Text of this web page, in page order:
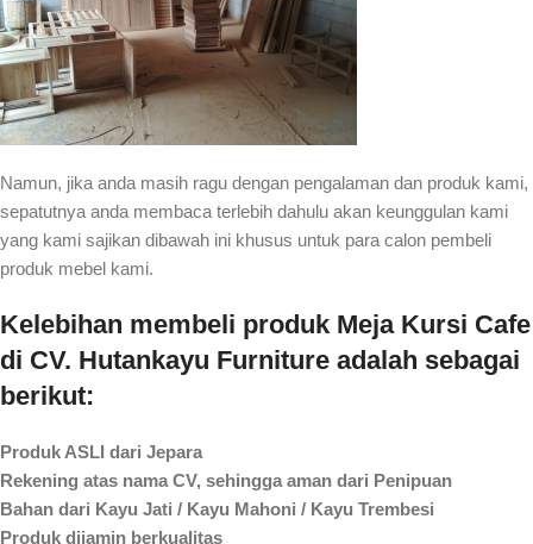
Namun, jika anda masih ragu dengan pengalaman dan produk kami,
sepatutnya anda membaca terlebih dahulu akan keunggulan kami
yang kami sajikan dibawah ini khusus untuk para calon pembeli
produk mebel kami.
Kelebihan membeli produk Meja Kursi Cafe
di CV. Hutankayu Furniture adalah sebagai
berikut:
Produk ASLI dari Jepara
Rekening atas nama CV, sehingga aman dari Penipuan
Bahan dari Kayu Jati / Kayu Mahoni / Kayu Trembesi
Produk dijamin berkualitas